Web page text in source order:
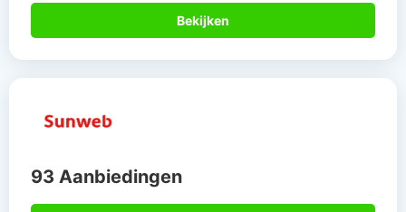
Bekijken
93 Aanbiedingen